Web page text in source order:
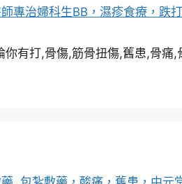
你有打,骨傷,筋骨扭傷,舊患,骨痛